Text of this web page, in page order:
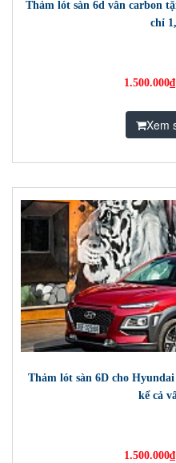
Thảm lót sàn 6d vân carbon
chỉ
1.500.000₫
Xem
Thảm lót sàn 6D cho
kể cả
1.500.000₫